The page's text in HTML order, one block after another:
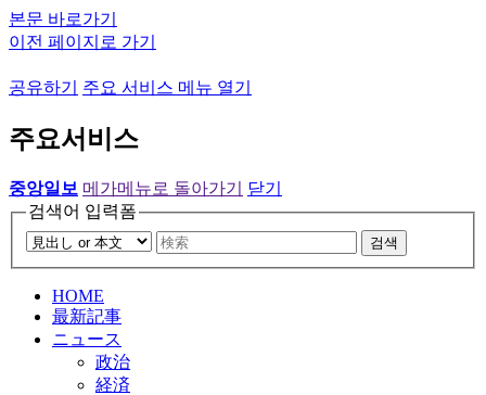
본문 바로가기
이전 페이지로 가기
공유하기 주요 서비스 메뉴 열기
주요서비스
중앙일보 메가메뉴로 돌아가기
닫기
검색어 입력폼
검색
HOME
最新記事
ニュース
政治
経済